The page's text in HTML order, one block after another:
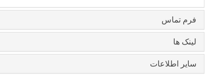
فرم تماس
لینک ها
سایر اطلاعات